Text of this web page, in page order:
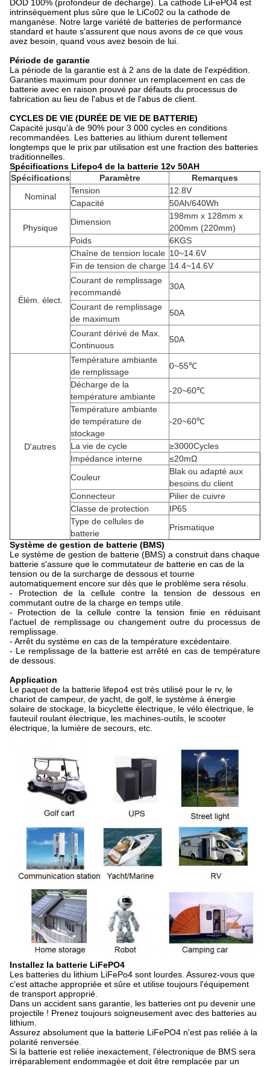
DOD 100% (profondeur de décharge). La cathode LiFePO4 est
intrinsèquement plus sûre que le LiCo02 ou la cathode de
manganèse. Notre large variété de batteries de performance
standard et haute s'assurent que nous avons de ce que vous
avez besoin, quand vous avez besoin de lui.
Période de garantie
La période de la garantie est à 2 ans de la date de l'expédition.
Garanties maximum pour donner un remplacement en cas de
batterie avec en raison prouvé par défauts du processus de
fabrication au lieu de l'abus et de l'abus de client.
CYCLES DE VIE (DURÉE DE VIE DE BATTERIE)
Capacité jusqu'à de 90% pour 3 000 cycles en conditions
recommandées. Les batteries au lithium durent tellement
longtemps que le prix par utilisation est une fraction des batteries
traditionnelles.
Spécifications Lifepo4 de la batterie 12v 50AH
Spécifications
Paramètre
Remarques
Nominal
Tension
12.8V
Capacité
50Ah/640Wh
Physique
Dimension
198mm x 128mm x
200mm (220mm)
Poids
6KGS
Élém. élect.
Chaîne de tension locale 10~14.6V
Fin de tension de charge 14.4~14.6V
Courant de remplissage
recommandé
30A
Courant de remplissage
de maximum
50A
Courant dérivé de Max.
Continuous
50A
D'autres
Température ambiante
de remplissage
0~55℃
Décharge de la
température ambiante
-20~60℃
Température ambiante
de température de
stockage
-20~60℃
La vie de cycle
≥3000Cycles
Impédance interne
≤20mΩ
Couleur
Blak ou adapté aux
besoins du client
Connecteur
Pilier de cuivre
Classe de protection
IP65
Type de cellules de
batterie
Prismatique
Système de gestion de batterie (BMS)
Le système de gestion de batterie (BMS) a construit dans chaque
batterie s'assure que le commutateur de batterie en cas de la
tension ou de la surcharge de dessous et tourne
automatiquement encore sur dès que le problème sera résolu.
- Protection de la cellule contre la tension de dessous en
commutant outre de la charge en temps utile.
- Protection de la cellule contre la tension finie en réduisant
l'actuel de remplissage ou changement outre du processus de
remplissage.
- Arrêt du système en cas de la température excédentaire.
- Le remplissage de la batterie est arrêté en cas de température
de dessous.
Application
Le paquet de la batterie lifepo4 est très utilisé pour le rv, le
chariot de campeur, de yacht, de golf, le système à énergie
solaire de stockage, la bicyclette électrique, le vélo électrique, le
fauteuil roulant électrique, les machines-outils, le scooter
électrique, la lumière de secours, etc.
Installez la batterie LiFePO4
Les batteries du lithium LiFePo4 sont lourdes. Assurez-vous que
c'est attache appropriée et sûre et utilise toujours l'équipement
de transport approprié.
Dans un accident sans garantie, les batteries ont pu devenir une
projectile ! Prenez toujours soigneusement avec des batteries au
lithium.
Assurez absolument que la batterie LiFePO4 n'est pas reliée à la
polarité renversée.
Si la batterie est reliée inexactement, l'électronique de BMS sera
irréparablement endommagée et doit être remplacée par un